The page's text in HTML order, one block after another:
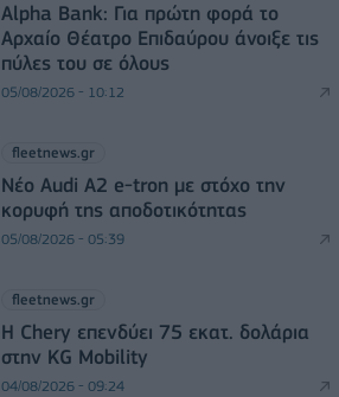
Alpha Bank: Για πρώτη φορά το
Αρχαίο Θέατρο Επιδαύρου άνοιξε τις
πύλες του σε όλους
05/08/2026 - 10:12
fleetnews.gr
Νέο Audi A2 e-tron με στόχο την
κορυφή της αποδοτικότητας
05/08/2026 - 05:39
fleetnews.gr
Η Chery επενδύει 75 εκατ. δολάρια
στην KG Mobility
04/08/2026 - 09:24